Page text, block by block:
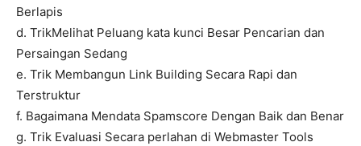
Berlapis
d. TrikMelihat Peluang kata kunci Besar Pencarian dan
Persaingan Sedang
e. Trik Membangun Link Building Secara Rapi dan
Terstruktur
f. Bagaimana Mendata Spamscore Dengan Baik dan Benar
g. Trik Evaluasi Secara perlahan di Webmaster Tools